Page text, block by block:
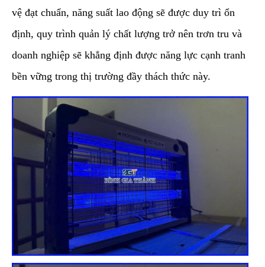
vệ đạt chuẩn, năng suất lao động sẽ được duy trì ổn
định, quy trình quản lý chất lượng trở nên trơn tru và
doanh nghiệp sẽ khẳng định được năng lực cạnh tranh
bền vững trong thị trường đầy thách thức này.